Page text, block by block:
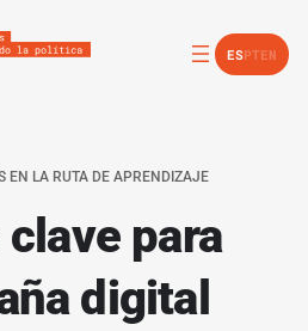
ESPTEN
EN LA RUTA DE APRENDIZAJE
para
digital